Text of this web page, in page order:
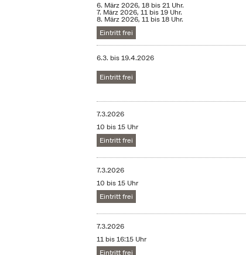
6. März 2026, 18 bis 21 Uhr.
7. März 2026, 11 bis 19 Uhr.
8. März 2026, 11 bis 18 Uhr.
Eintritt frei
6.3. bis19.4.2026
Eintritt frei
7.3.2026
10 bis 15 Uhr
Eintritt frei
7.3.2026
10 bis 15 Uhr
Eintritt frei
7.3.2026
11 bis 16:15 Uhr
Eintritt frei